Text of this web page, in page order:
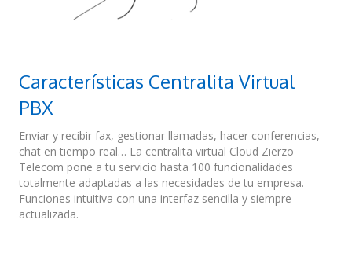
Características Centralita Virtual
PBX
Enviar y recibir fax, gestionar llamadas, hacer conferencias,
chat en tiempo real… La centralita virtual Cloud Zierzo
Telecom pone a tu servicio hasta 100 funcionalidades
totalmente adaptadas a las necesidades de tu empresa.
Funciones intuitiva con una interfaz sencilla y siempre
actualizada.